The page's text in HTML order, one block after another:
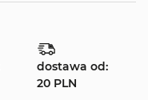
dostawa od:
20 PLN